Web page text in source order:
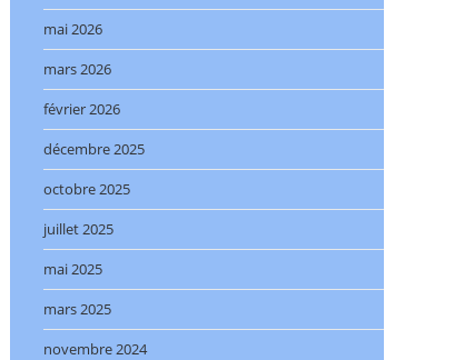
mai 2026
mars 2026
février 2026
décembre 2025
octobre 2025
juillet 2025
mai 2025
mars 2025
novembre 2024